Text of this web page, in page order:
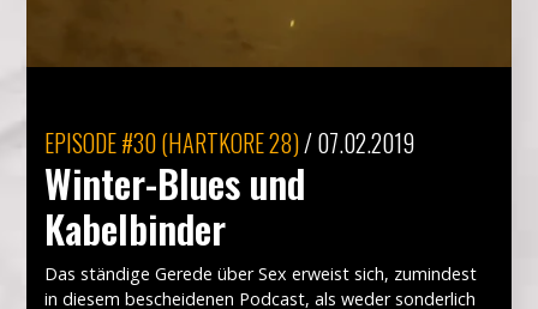
EPISODE#30 (HARTKORE 28)/07.02.2019
Winter-Blues und
Kabelbinder
Das ständige Gerede über Sex erweist sich, zumindest
in diesem bescheidenen Podcast, als weder sonderlich